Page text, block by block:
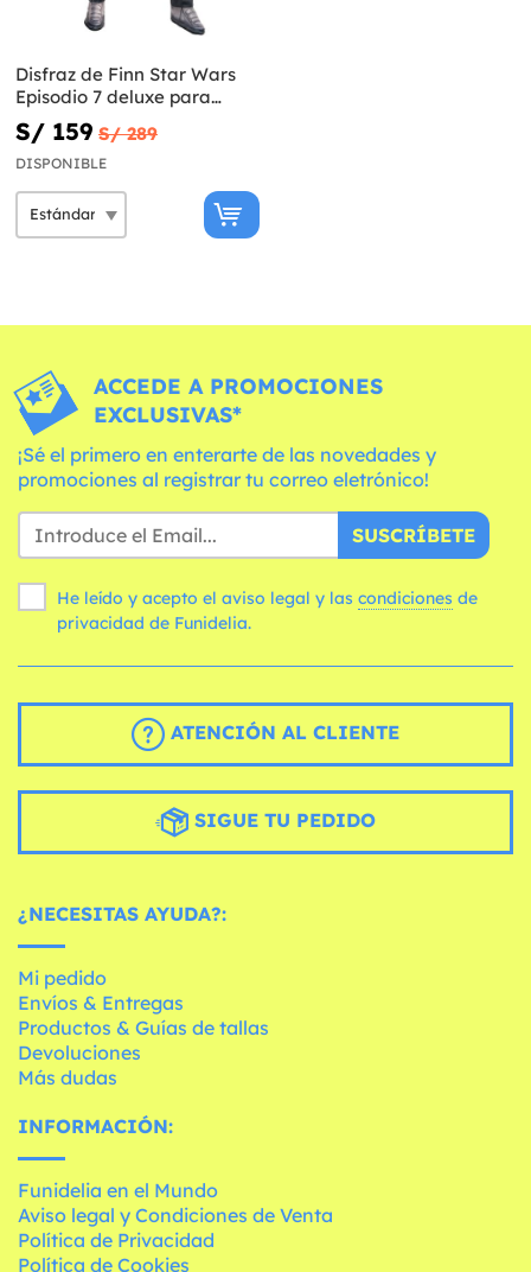
Disfraz de Finn Star Wars
Episodio 7 deluxe para
hombre
S/ 159 S/ 289
DISPONIBLE
ACCEDE A PROMOCIONES
EXCLUSIVAS*
¡Sé el primero en enterarte de las novedades y
promociones al registrar tu correo eletrónico!
SUSCRÍBETE
He leído y acepto el aviso legal y las condiciones
privacidad de Funidelia.
ATENCIÓN AL CLIENTE
SIGUE TU PEDIDO
¿NECESITAS AYUDA?:
Mi pedido
Envíos & Entregas
Productos & Guías de tallas
Devoluciones
Más dudas
INFORMACIÓN:
Funidelia en el Mundo
Aviso legal y Condiciones de Venta
Política de Privacidad
Política de Cookies